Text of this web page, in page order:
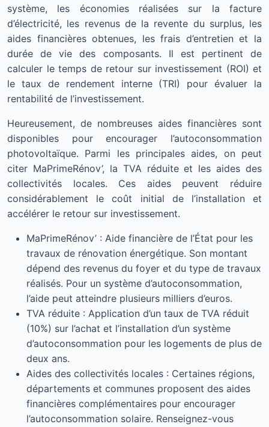
système, les économies réalisées sur la facture
d’électricité, les revenus de la revente du surplus, les
aides financières obtenues, les frais d’entretien et la
durée de vie des composants. Il est pertinent de
calculer le temps de retour sur investissement (ROI) et
le taux de rendement interne (TRI) pour évaluer la
rentabilité de l’investissement.
Heureusement, de nombreuses aides financières sont
disponibles pour encourager l’autoconsommation
photovoltaïque. Parmi les principales aides, on peut
citer MaPrimeRénov’, la TVA réduite et les aides des
collectivités locales. Ces aides peuvent réduire
considérablement le coût initial de l’installation et
accélérer le retour sur investissement.
MaPrimeRénov’ : Aide financière de l’État pour les
travaux de rénovation énergétique. Son montant
dépend des revenus du foyer et du type de travaux
réalisés. Pour un système d’autoconsommation,
l’aide peut atteindre plusieurs milliers d’euros.
TVA réduite : Application d’un taux de TVA réduit
(10%) sur l’achat et l’installation d’un système
d’autoconsommation pour les logements de plus de
deux ans.
Aides des collectivités locales : Certaines régions,
départements et communes proposent des aides
financières complémentaires pour encourager
l’autoconsommation solaire. Renseignez-vous